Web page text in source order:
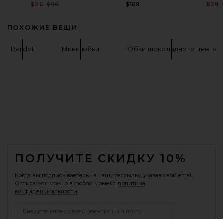
$26 Previous price:
$90
$109
$29
ПОХОЖИЕ ВЕЩИ
Bardot Мини юбки Юбки шоколадного цвета
ПОЛУЧИТЕ СКИДКУ 10%
Когда вы подписываетесь на нашу рассылку, указав свой email.
Отписаться можно в любой момент. политика
конфиденциальности